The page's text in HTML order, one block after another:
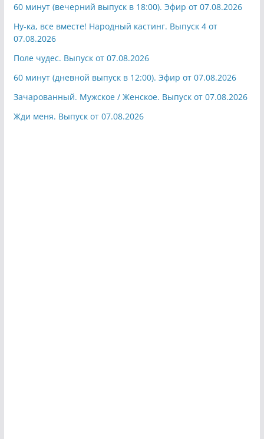
60 минут (вечерний выпуск в 18:00). Эфир от 07.08.2026
Ну-ка, все вместе! Народный кастинг. Выпуск 4 от
07.08.2026
Поле чудес. Выпуск от 07.08.2026
60 минут (дневной выпуск в 12:00). Эфир от 07.08.2026
Зачарованный. Мужское / Женское. Выпуск от 07.08.2026
Жди меня. Выпуск от 07.08.2026